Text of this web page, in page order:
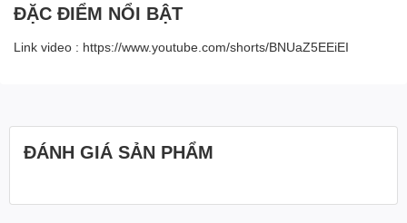
ĐẶC ĐIỂM NỔI BẬT
Link video : https://www.youtube.com/shorts/BNUaZ5EEiEI
ĐÁNH GIÁ SẢN PHẨM